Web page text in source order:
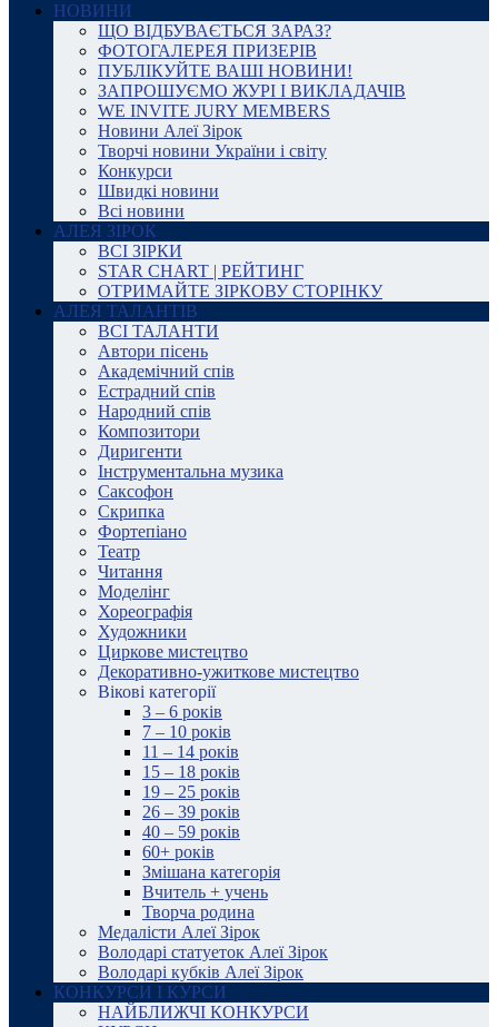
НОВИНИ
ЩО ВІДБУВАЄТЬСЯ ЗАРАЗ?
ФОТОГАЛЕРЕЯ ПРИЗЕРІВ
ПУБЛІКУЙТЕ ВАШІ НОВИНИ!
ЗАПРОШУЄМО ЖУРІ І ВИКЛАДАЧІВ
WE INVITE JURY MEMBERS
Новини Алеї Зірок
Творчі новини України і світу
Конкурси
Швидкі новини
Всі новини
АЛЕЯ ЗІРОК
ВСІ ЗІРКИ
STAR CHART | РЕЙТИНГ
ОТРИМАЙТЕ ЗІРКОВУ СТОРІНКУ
АЛЕЯ ТАЛАНТІВ
ВСІ ТАЛАНТИ
Автори пісень
Академічний спів
Естрадний спів
Народний спів
Композитори
Диригенти
Інструментальна музика
Саксофон
Скрипка
Фортепіано
Театр
Читання
Моделінг
Хореографія
Художники
Циркове мистецтво
Декоративно-ужиткове мистецтво
Вікові категорії
3 – 6 років
7 – 10 років
11 – 14 років
15 – 18 років
19 – 25 років
26 – 39 років
40 – 59 років
60+ років
Змішана категорія
Вчитель + учень
Творча родина
Медалісти Алеї Зірок
Володарі статуеток Алеї Зірок
Володарі кубків Алеї Зірок
КОНКУРСИ І КУРСИ
НАЙБЛИЖЧІ КОНКУРСИ